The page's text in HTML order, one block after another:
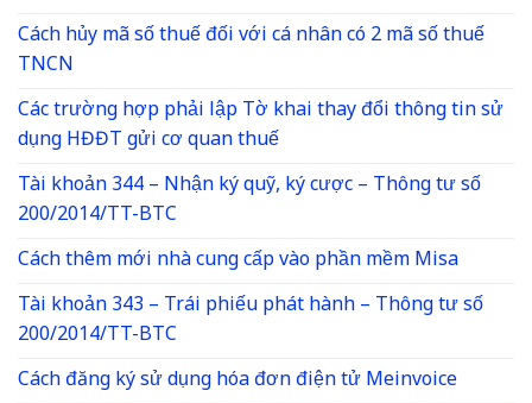
Cách hủy mã số thuế đối với cá nhân có 2 mã số thuế
TNCN
Các trường hợp phải lập Tờ khai thay đổi thông tin sử
dụng HĐĐT gửi cơ quan thuế
Tài khoản 344 – Nhận ký quỹ, ký cược – Thông tư số
200/2014/TT-BTC
Cách thêm mới nhà cung cấp vào phần mềm Misa
Tài khoản 343 – Trái phiếu phát hành – Thông tư số
200/2014/TT-BTC
Cách đăng ký sử dụng hóa đơn điện tử Meinvoice